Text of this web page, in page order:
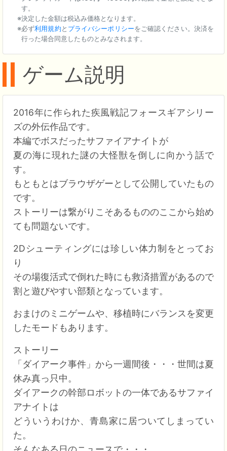
す。
決定した金額は税込み価格となります。
必ず利用規約と プライバシーポリシーをご確認ください。決済を
行った場合同意したものとみなされます。
ゲーム説明
2016年に作られた疾風戦記フォースギアシリー
ズの外伝作品です。
本編でボスだったサファイアナイトが
夏の海に現れた謎の大怪獣を倒しに向かう話で
す。
もともとはブラウザゲーとして公開していたもの
です。
ストーリーは繋がりこそあるもののここから始め
ても問題ないです。
2Dシューティングには珍しい体力制をとってお
り
その場復活式で倒れた時にも救済措置があるので
割と遊びやすい部類となっています。
おまけのミニゲームや、移植時にバランスを変更
したモードもあります。
ストーリー
「ダイアーク事件」から一週間後・・・世間は夏
休み真っ只中。
ダイアークの幹部ロボットの一体であるサファイ
アナイトは
どういうわけか、青島家に居ついてしまってい
た。